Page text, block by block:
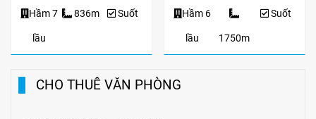
Hầm 7
lầu
836m Suốt Hầm 6
lầu 1750m
Suốt
CHO THUÊ VĂN PHÒNG